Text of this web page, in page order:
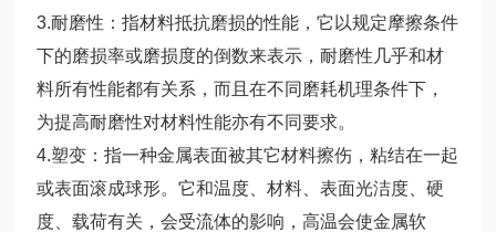
3.耐磨性：指材料抵抗磨损的性能，它以规定摩擦条件
下的磨损率或磨损度的倒数来表示，耐磨性几乎和材
料所有性能都有关系，而且在不同磨耗机理条件下，
为提高耐磨性对材料性能亦有不同要求。
4.塑变：指一种金属表面被其它材料擦伤，粘结在一起
或表面滚成球形。它和温度、材料、表面光洁度、硬
度、载荷有关，会受流体的影响，高温会使金属软